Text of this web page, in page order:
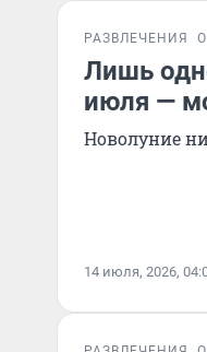
РАЗВЛЕЧЕНИЯ
Лишь
июля —
Новолуние
14 июля, 2026,